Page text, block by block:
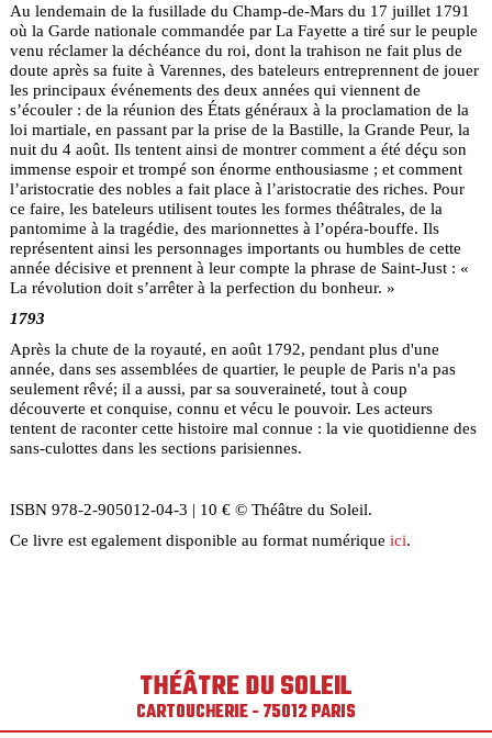
Au lendemain de la fusillade du Champ-de-Mars du 17 juillet 1791
où la Garde nationale commandée par La Fayette a tiré sur le peuple
venu réclamer la déchéance du roi, dont la trahison ne fait plus de
doute après sa fuite à Varennes, des bateleurs entreprennent de jouer
les principaux événements des deux années qui viennent de
s’écouler : de la réunion des États généraux à la proclamation de la
loi martiale, en passant par la prise de la Bastille, la Grande Peur, la
nuit du 4 août. Ils tentent ainsi de montrer comment a été déçu son
immense espoir et trompé son énorme enthousiasme ; et comment
l’aristocratie des nobles a fait place à l’aristocratie des riches. Pour
ce faire, les bateleurs utilisent toutes les formes théâtrales, de la
pantomime à la tragédie, des marionnettes à l’opéra-bouffe. Ils
représentent ainsi les personnages importants ou humbles de cette
année décisive et prennent à leur compte la phrase de Saint-Just : «
La révolution doit s’arrêter à la perfection du bonheur. »
1793
Après la chute de la royauté, en août 1792, pendant plus d'une
année, dans ses assemblées de quartier, le peuple de Paris n'a pas
seulement rêvé; il a aussi, par sa souveraineté, tout à coup
découverte et conquise, connu et vécu le pouvoir. Les acteurs
tentent de raconter cette histoire mal connue : la vie quotidienne des
sans-culottes dans les sections parisiennes.
ISBN 978-2-905012-04-3 | 10 € © Théâtre du Soleil.
Ce livre est egalement disponible au format numérique ici.
THÉÂTRE DU SOLEIL
CARTOUCHERIE - 75012 PARIS